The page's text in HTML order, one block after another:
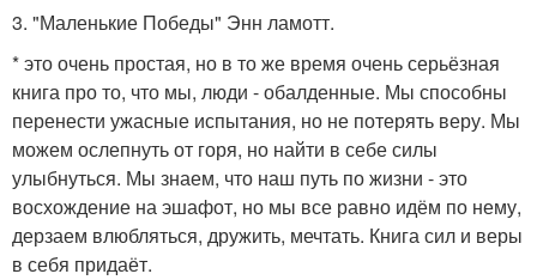
3. "Маленькие Победы" Энн ламотт.
* это очень простая, но в то же время очень серьёзная
книга про то, что мы, люди - обалденные. Мы способны
перенести ужасные испытания, но не потерять веру. Мы
можем ослепнуть от горя, но найти в себе силы
улыбнуться. Мы знаем, что наш путь по жизни - это
восхождение на эшафот, но мы все равно идём по нему,
дерзаем влюбляться, дружить, мечтать. Книга сил и веры
в себя придаёт.